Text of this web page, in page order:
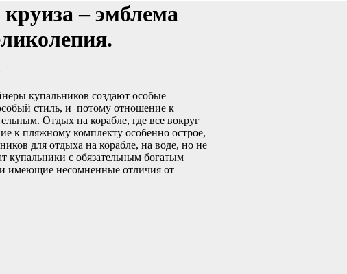
– эмблема
купальников создают особые
стиль, и потому отношение к
Отдых на корабле, где все вокруг
к пляжному комплекту особенно острое,
для отдыха на корабле, на воде, но не
купальники с обязательным богатым
имеющие несомненные отличия от